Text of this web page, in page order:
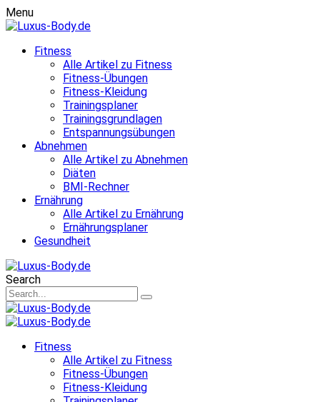
Menu
Fitness
Alle Artikel zu Fitness
Fitness-Übungen
Fitness-Kleidung
Trainingsplaner
Trainingsgrundlagen
Entspannungsübungen
Abnehmen
Alle Artikel zu Abnehmen
Diäten
BMI-Rechner
Ernährung
Alle Artikel zu Ernährung
Ernährungsplaner
Gesundheit
Search
Fitness
Alle Artikel zu Fitness
Fitness-Übungen
Fitness-Kleidung